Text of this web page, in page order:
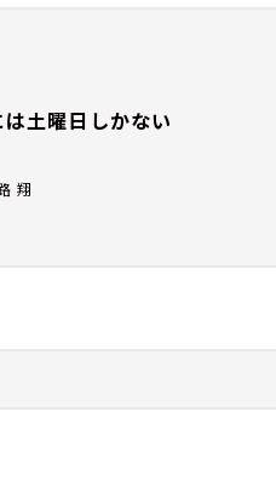
土曜日しかない
翔